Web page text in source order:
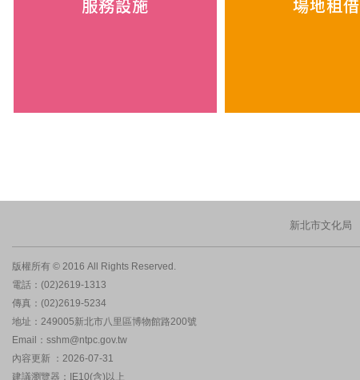
服務設施 場地租借
新北市文化局
版權所有 © 2016 All Rights Reserved.
電話：(02)2619-1313
傳真：(02)2619-5234
地址：249005新北市八里區博物館路200號
Email：sshm@ntpc.gov.tw
內容更新 ：2026-07-31
建議瀏覽器：IE10(含)以上